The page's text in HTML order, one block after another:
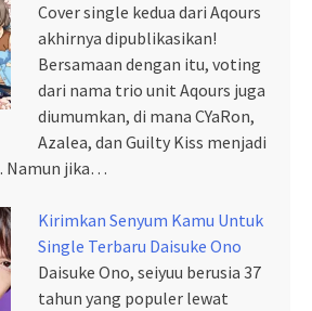
Cover single kedua dari Aqours
akhirnya dipublikasikan!
Bersamaan dengan itu, voting
dari nama trio unit Aqours juga
diumumkan, di mana CYaRon,
Azalea, dan Guilty Kiss menjadi
Namun jika…
Kirimkan Senyum Kamu Untuk
Single Terbaru Daisuke Ono
Daisuke Ono, seiyuu berusia 37
tahun yang populer lewat